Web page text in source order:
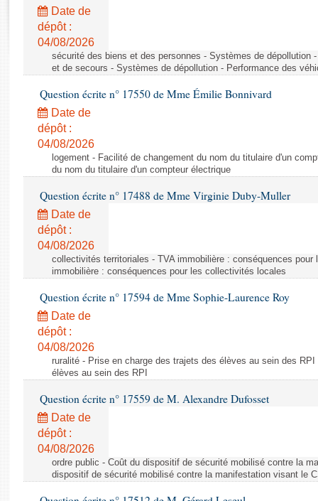
Rapports législatifs
Rapports sur l'application des lois
Baromètre de l’application des lois
Dossiers législatifs
Budget et sécurité sociale
Questions écrites et orales
Comptes rendus des débats
Date de
dépôt :
04/08/2026
sécurité des biens et des personnes - Systèmes de dépollution
et de secours - Systèmes de dépollution - Performance des
Question écrite n° 17550 de Mme Émilie Bonnivard
Date de
dépôt :
04/08/2026
logement - Facilité de changement du nom du titulaire d'un
du nom du titulaire d'un compteur électrique
Question écrite n° 17488 de Mme Virginie Duby-Muller
Date de
dépôt :
04/08/2026
collectivités territoriales - TVA immobilière : conséquences
immobilière : conséquences pour les collectivités locales
Question écrite n° 17594 de Mme Sophie-Laurence Roy
Date de
dépôt :
04/08/2026
ruralité - Prise en charge des trajets des élèves au sein des
élèves au sein des RPI
Question écrite n° 17559 de M. Alexandre Dufosset
Date de
dépôt :
04/08/2026
ordre public - Coût du dispositif de sécurité mobilisé contre la
dispositif de sécurité mobilisé contre la manifestation visant le